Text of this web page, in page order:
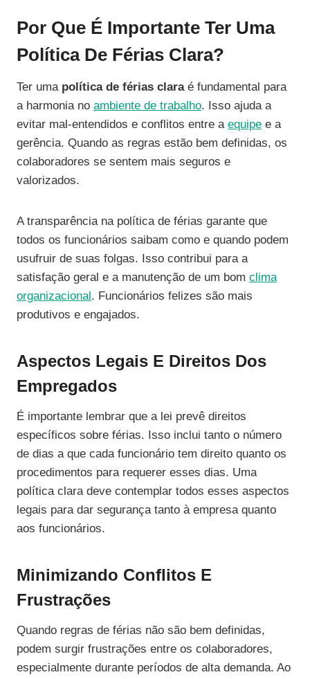
Por Que É Importante Ter Uma
Política De Férias Clara?
Ter uma política de férias claraé fundamental para
a harmonia no ambiente de trabalho. Isso ajuda a
evitar mal-entendidos e conflitos entre a equipe e a
gerência. Quando as regras estão bem definidas, os
colaboradores se sentem mais seguros e
valorizados.
A transparência na política de férias garante que
todos os funcionários saibam como e quando podem
usufruir de suas folgas. Isso contribui para a
satisfação geral e a manutenção de um bom clima
organizacional . Funcionários felizes são mais
produtivos e engajados.
Aspectos Legais E Direitos Dos
Empregados
É importante lembrar que a lei prevê direitos
específicos sobre férias. Isso inclui tanto o número
de dias a que cada funcionário tem direito quanto os
procedimentos para requerer esses dias. Uma
política clara deve contemplar todos esses aspectos
legais para dar segurança tanto à empresa quanto
aos funcionários.
Minimizando Conflitos E
Frustrações
Quando regras de férias não são bem definidas,
podem surgir frustrações entre os colaboradores,
especialmente durante períodos de alta demanda. Ao